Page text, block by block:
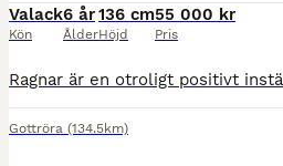
Valack
Kön
6 år
Ålder
136 cm
Höjd
55 000 kr
Pris
Gottröra (134.5km)